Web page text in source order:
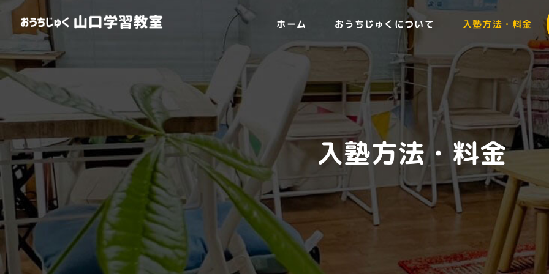
ホーム おうちじゅくについて 入塾方法・料金
入塾方法・料金